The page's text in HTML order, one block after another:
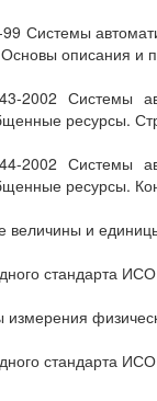
Системы
описания и
Системы
ресурсы.
Системы
ресурсы.
величины и
стандарта
стандарта